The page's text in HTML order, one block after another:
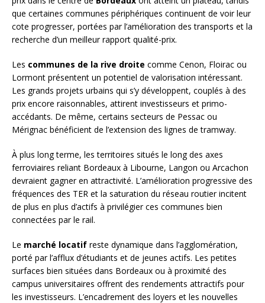
que certaines communes périphériques continuent de voir leur
cote progresser, portées par l’amélioration des transports et la
recherche d’un meilleur rapport qualité-prix.
Les communes de la rive droite comme Cenon, Floirac ou
Lormont présentent un potentiel de valorisation intéressant.
Les grands projets urbains qui s’y développent, couplés à des
prix encore raisonnables, attirent investisseurs et primo-
accédants. De même, certains secteurs de Pessac ou
Mérignac bénéficient de l’extension des lignes de tramway.
À plus long terme, les territoires situés le long des axes
ferroviaires reliant Bordeaux à Libourne, Langon ou Arcachon
devraient gagner en attractivité. L’amélioration progressive des
fréquences des TER et la saturation du réseau routier incitent
de plus en plus d’actifs à privilégier ces communes bien
connectées par le rail.
Le marché locatif reste dynamique dans l’agglomération,
porté par l’afflux d’étudiants et de jeunes actifs. Les petites
surfaces bien situées dans Bordeaux ou à proximité des
campus universitaires offrent des rendements attractifs pour
les investisseurs. L’encadrement des loyers et les nouvelles